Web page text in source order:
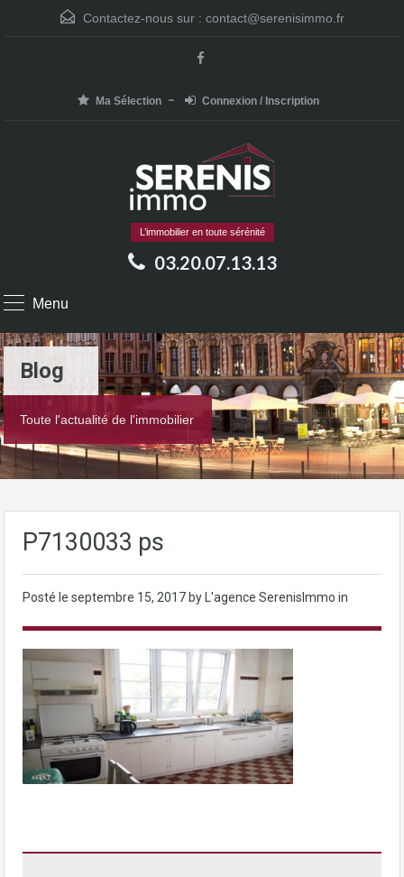
Contactez-nous sur : contact@serenisimmo.fr
Ma Sélection Connexion / Inscription
L’immobilier en toute sérénité
03.20.07.13.13
Menu
Blog
Toute l'actualité de l'immobilier
P7130033 ps
Posté le septembre 15, 2017 by L'agence SerenisImmo in